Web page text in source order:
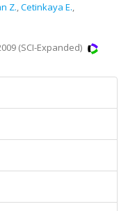
Z.,Cetinkaya E.,
(SCI-Expanded)